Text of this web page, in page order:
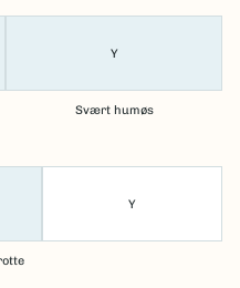
Y
Svært humøs
Y